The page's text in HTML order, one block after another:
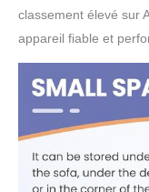
classement élevé sur
appareil fiable et